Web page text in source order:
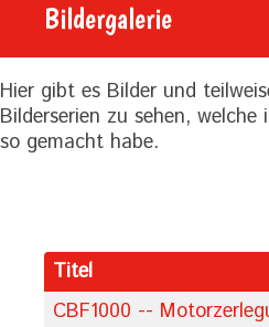
MOTORRÄDER
VIDEOS
GALERIE
Bildergalerie
Hier gibt es Bilder und
Bilderserien zu sehen,
so gemacht habe.
Titel
CBF1000 --